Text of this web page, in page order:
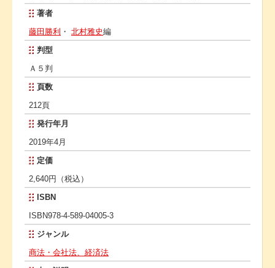
著者
藤田勝利 ・ 北村雅史編
判型
Ａ５判
頁数
212頁
発行年月
2019年4月
定価
2,640円（税込）
ISBN
ISBN978-4-589-04005-3
ジャンル
商法・会社法、経済法